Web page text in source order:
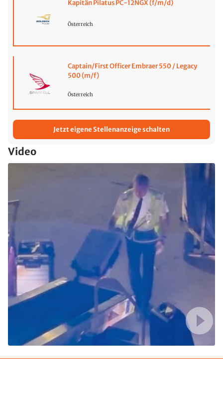
Kapitän Pilatus PC-12NGX (f/m/d)
Österreich
Captain/First Officer Embraer 550 / Legacy
500 (m/f)
Österreich
Jetzt eigene Stellenanzeige schalten
Video